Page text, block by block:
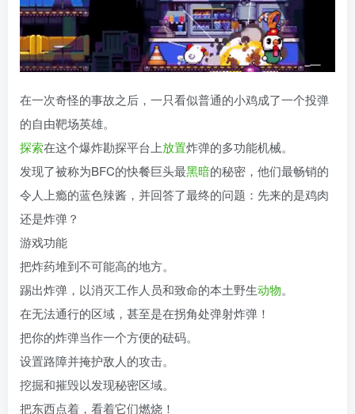
在一次奇怪的事故之后，一只看似普通的小鸡成了一个投弹
的自由靶场英雄。
探索在这个爆炸勘探平台上放置炸弹的多功能机械。
发现了被称为BFC的快餐巨头最黑暗的秘密，他们最畅销的
令人上瘾的蓝色辣酱，并回答了最终的问题：先来的是鸡肉
还是炸弹？
游戏功能
把炸药堆到不可能高的地方。
踢出炸弹，以消灭工作人员和致命的本土野生动物。
在无法通行的区域，甚至是在拐角处弹射炸弹！
把你的炸弹当作一个方便的砝码。
设置路障并掩护敌人的攻击。
挖掘和摧毁以发现秘密区域。
把东西点着，看着它们燃烧！